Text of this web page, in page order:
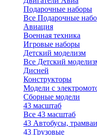
Подарочные наборы
Все Подарочные
Авиация
Военная техника
Игровые наборы
Детский моделизм
Все Детский
Дисней
Конструкторы
Модели с
Сборные модели
43 масштаб
Все 43 масштаб
43 Автобусы,
43 Грузовые